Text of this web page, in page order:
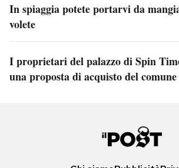
In spiaggia potete portarvi da
volete
I proprietari del palazzo di Spin
una proposta di acquisto del